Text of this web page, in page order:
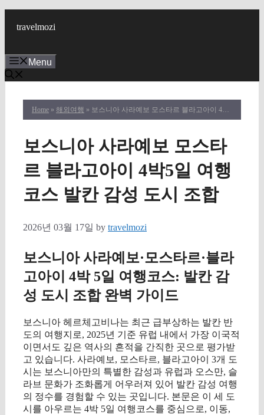
travelmozi
Menu
Home » 해외여행 » 보스니아 사라예보 모스타르 블라고아이 4박5일 여행코스 발칸 감성 도시 조합
보스니아 사라예보 모스타
르 블라고아이 4박5일 여행
코스 발칸 감성 도시 조합
2026년 03월 17일 by travelmozi
보스니아 사라예보·모스타르·블라
고아이 4박 5일 여행코스: 발칸 감
성 도시 조합 완벽 가이드
보스니아 헤르체고비나는 최근 급부상하는 발칸 반
도의 여행지로, 2025년 기준 유럽 내에서 가장 이국적
이면서도 깊은 역사의 흔적을 간직한 곳으로 평가받
고 있습니다. 사라예보, 모스타르, 블라고아이 3개 도
시는 보스니아만의 특별한 감성과 유럽과 오스만, 슬
라브 문화가 조화롭게 어우러져 있어 발칸 감성 여행
의 정수를 경험할 수 있는 곳입니다. 본문은 이 세 도
시를 아우르는 4박 5일 여행코스를 중심으로, 이동,